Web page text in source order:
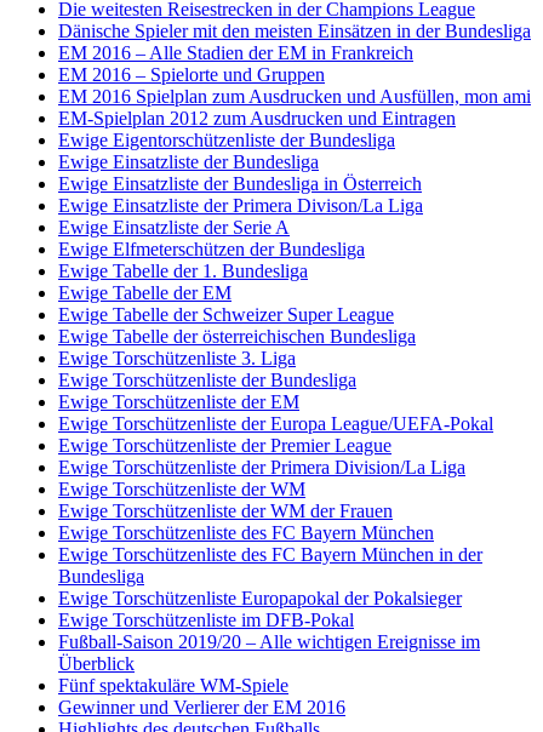
Die weitesten Reisestrecken in der Champions League
Dänische Spieler mit den meisten Einsätzen in der Bundesliga
EM 2016 – Alle Stadien der EM in Frankreich
EM 2016 – Spielorte und Gruppen
EM 2016 Spielplan zum Ausdrucken und Ausfüllen, mon ami
EM-Spielplan 2012 zum Ausdrucken und Eintragen
Ewige Eigentorschützenliste der Bundesliga
Ewige Einsatzliste der Bundesliga
Ewige Einsatzliste der Bundesliga in Österreich
Ewige Einsatzliste der Primera Divison/La Liga
Ewige Einsatzliste der Serie A
Ewige Elfmeterschützen der Bundesliga
Ewige Tabelle der 1. Bundesliga
Ewige Tabelle der EM
Ewige Tabelle der Schweizer Super League
Ewige Tabelle der österreichischen Bundesliga
Ewige Torschützenliste 3. Liga
Ewige Torschützenliste der Bundesliga
Ewige Torschützenliste der EM
Ewige Torschützenliste der Europa League/UEFA-Pokal
Ewige Torschützenliste der Premier League
Ewige Torschützenliste der Primera Division/La Liga
Ewige Torschützenliste der WM
Ewige Torschützenliste der WM der Frauen
Ewige Torschützenliste des FC Bayern München
Ewige Torschützenliste des FC Bayern München in der
Bundesliga
Ewige Torschützenliste Europapokal der Pokalsieger
Ewige Torschützenliste im DFB-Pokal
Fußball-Saison 2019/20 – Alle wichtigen Ereignisse im
Überblick
Fünf spektakuläre WM-Spiele
Gewinner und Verlierer der EM 2016